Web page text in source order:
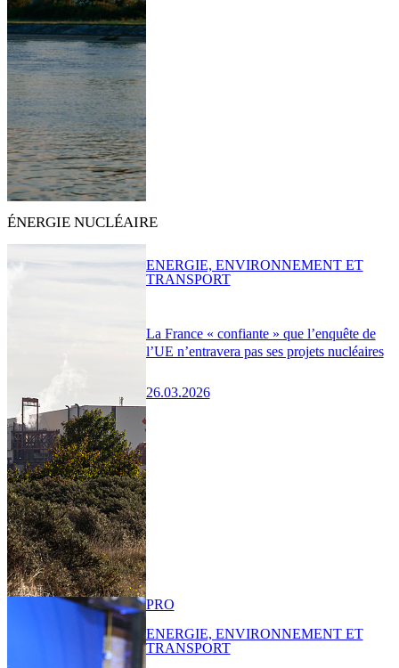
ÉNERGIE NUCLÉAIRE
La France « confiante » que l’enquête de
l’UE n’entravera pas ses projets nucléaires
26.03.2026
ENERGIE, ENVIRONNEMENT ET
TRANSPORT
PRO
ENERGIE, ENVIRONNEMENT ET
TRANSPORT